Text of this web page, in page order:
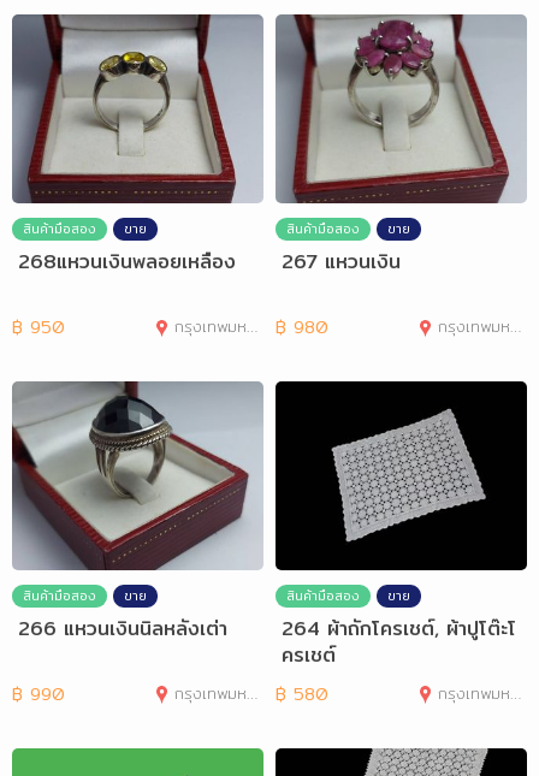
สินค้ามือสอง ขาย
268แหวนเงินพลอยเหลือง
฿ 950 กรุงเทพมหานคร
สินค้ามือสอง ขาย
267 แหวนเงิน
฿ 980 กรุงเทพมหานคร
สินค้ามือสอง ขาย
266 แหวนเงินนิลหลังเต่า
฿ 990 กรุงเทพมหานคร
สินค้ามือสอง ขาย
264 ผ้าถักโครเชต์, ผ้าปูโต๊ะโ
ครเชต์
฿ 580 กรุงเทพมหานคร